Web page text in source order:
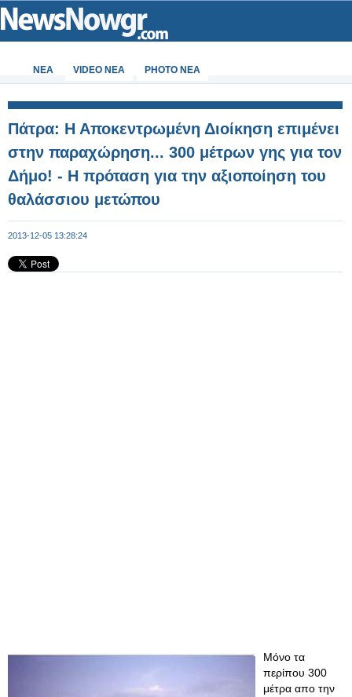
ΝΕΑ VIDEO NEA PHOTO NEA
Πάτρα: Η Αποκεντρωμένη Διοίκηση επιμένει
στην παραχώρηση... 300 μέτρων γης για τον
Δήμο! - Η πρόταση για την αξιοποίηση του
θαλάσσιου μετώπου
2013-12-05 13:28:24
Μόνο τα
περίπου 300
μέτρα απο την